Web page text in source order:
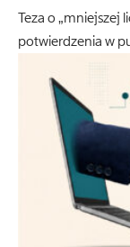
Teza o „mniejszej
potwierdzenia w